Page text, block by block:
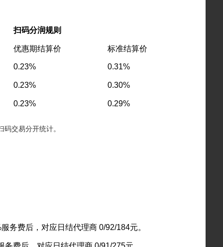
扫码分润规则
优惠期结算价 标准结算价
0.23% 0.31%
0.23% 0.30%
0.23% 0.29%
交易分开统计。
务费后，对应日结代理商 0/92/184元。